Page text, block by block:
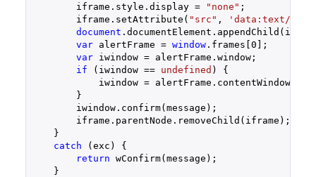
        iframe.style.display =
"none" ;
        iframe.setAttribute(
"src" ,
'data:text/
document
var alertFrame = window.frames[0 ];
var iwindow = alertFrame.window;
if (iwindow == undefined ) {
            iwindow = alertFrame.contentWindow;
        }
        iwindow.confirm(message);
        iframe.parentNode.removeChild(iframe);
    }
catch (exc) {
return wConfirm(message);
    }